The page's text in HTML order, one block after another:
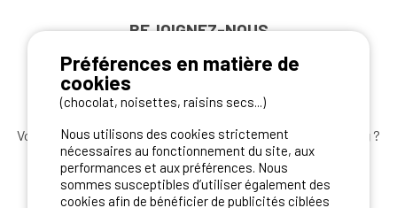
REJOIGNEZ-NOUS
Vous souhaitez bénéficier desmeilleures offres camping ?
Abonnez-vous à la newsletterdès aujourd'hui
S'ABONNER
Préférences en matière de
cookies
(chocolat, noisettes, raisins secs...)
Nous utilisons des cookies strictement
nécessaires au fonctionnement du site, aux
performances et aux préférences. Nous
sommes susceptibles d’utiliser également des
cookies afin de bénéficier de publicités ciblées